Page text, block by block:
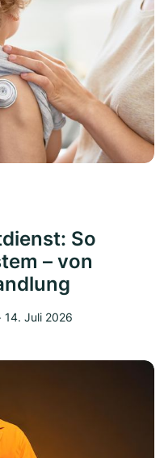
So
– von
‧ 14. Juli 2026